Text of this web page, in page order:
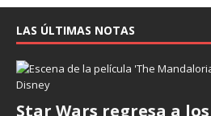
LAS ÚLTIMAS NOTAS
Star Wars regresa a